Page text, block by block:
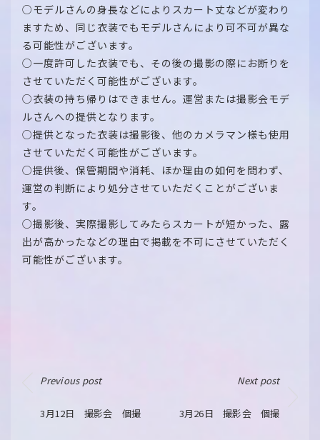
○モデルさんの身長などによりスカート丈などが変わり
ますため、同じ衣装でもモデルさんにより可不可が異な
る可能性がございます。
○一度許可した衣装でも、その後の撮影の際にお断りを
させていただく可能性がございます。
○衣装の持ち帰りはできません。運営または撮影会モデ
ルさんへの提供となります。
○提供となった衣装は撮影後、他のカメラマン様も使用
させていただく可能性がございます。
○提供後、保管期間や消耗、ほか理由の如何を問わず、
運営の判断により処分させていただくことがございま
す。
○撮影後、実際撮影してみたらスカートが短かった、露
出が高かったなどの理由で掲載を不可にさせていただく
可能性がございます。
Previous post
3月12日 撮影会 個撮
Next post
3月26日 撮影会 個撮